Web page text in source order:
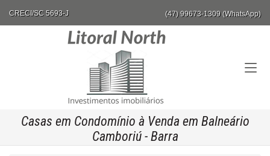
CRECI/SC 5693-J (47) 99673-1309 (WhatsApp)
Casas em Condomínio à Venda em Balneário
Camboriú - Barra